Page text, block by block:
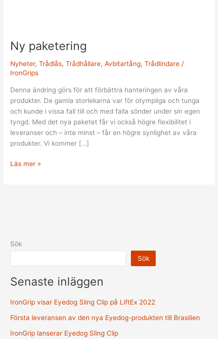
Ny paketering
Nyheter,Trådlås,Trådhållare,Avbitartång,Trådlindare /
IronGrips
Denna ändring görs för att förbättra hanteringen av våra
produkter. De gamla storlekarna var för otympliga och tunga
och kunde i vissa fall till och med falla sönder under sin egen
tyngd. Med det nya paketet får vi också högre flexibilitet i
leveranser och – inte minst – får en högre synlighet av våra
produkter. Vi kommer […]
Läs mer »
Sök
Sök
Senaste inläggen
IronGrip visar Eyedog Sling Clip på LiftEx 2022
Första leveransen av den nya Eyedog-produkten till Brasilien
IronGrip lanserar Eyedog Sling Clip